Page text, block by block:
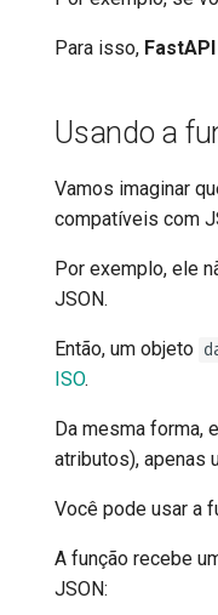
Para isso, FastAPI
Usando a
Vamos imaginar
compatíveis com
Por exemplo, ele
JSON.
Então, um objeto
ISO.
Da mesma forma,
atributos), apenas
Você pode usar a
A função recebe
JSON: